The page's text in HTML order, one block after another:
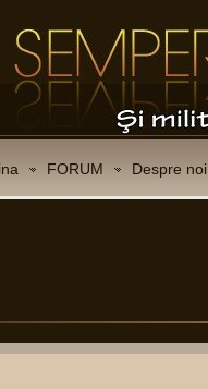
FORUM Despre noi